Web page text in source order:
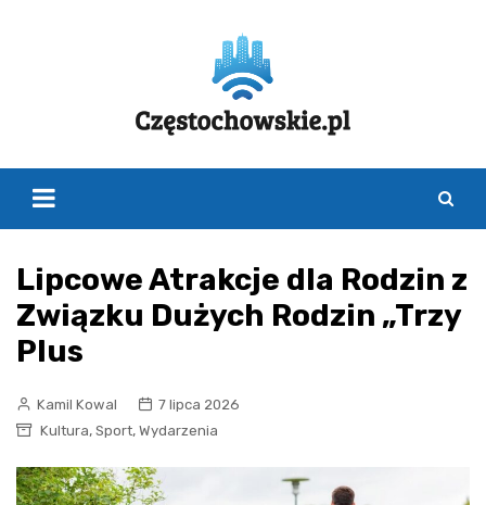
Lipcowe Atrakcje dla Rodzin z
Związku Dużych Rodzin „Trzy
Plus
Kamil Kowal
7 lipca 2026
Kultura, Sport, Wydarzenia